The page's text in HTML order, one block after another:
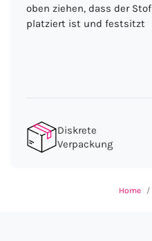
oben ziehen, dass der
platziert ist und festsitzt
Diskrete
Verpackung
Home